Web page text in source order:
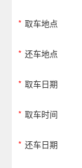
* 取车地点
* 还车地点
* 取车日期
* 取车时间
* 还车日期